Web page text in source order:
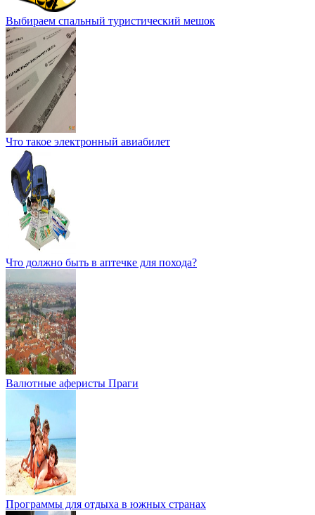
Выбираем спальный туристический мешок
Что такое электронный авиабилет
Что должно быть в аптечке для похода?
Валютные аферисты Праги
Программы для отдыха в южных странах